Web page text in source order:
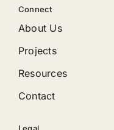
Connect
About Us
Projects
Resources
Contact